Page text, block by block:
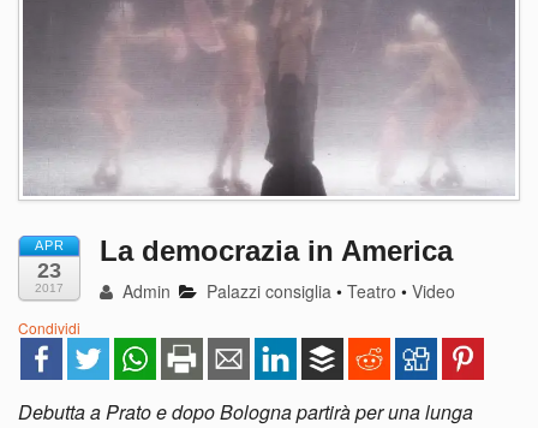
APR
23
2017
La democrazia in America
Admin Palazzi consiglia •Teatro •Video
Condividi
Debutta a Prato e dopo Bologna partirà per una lunga